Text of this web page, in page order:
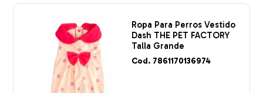
Ropa Para Perros Vestido
Dash THE PET FACTORY
Talla Grande
Cod. 7861170136974